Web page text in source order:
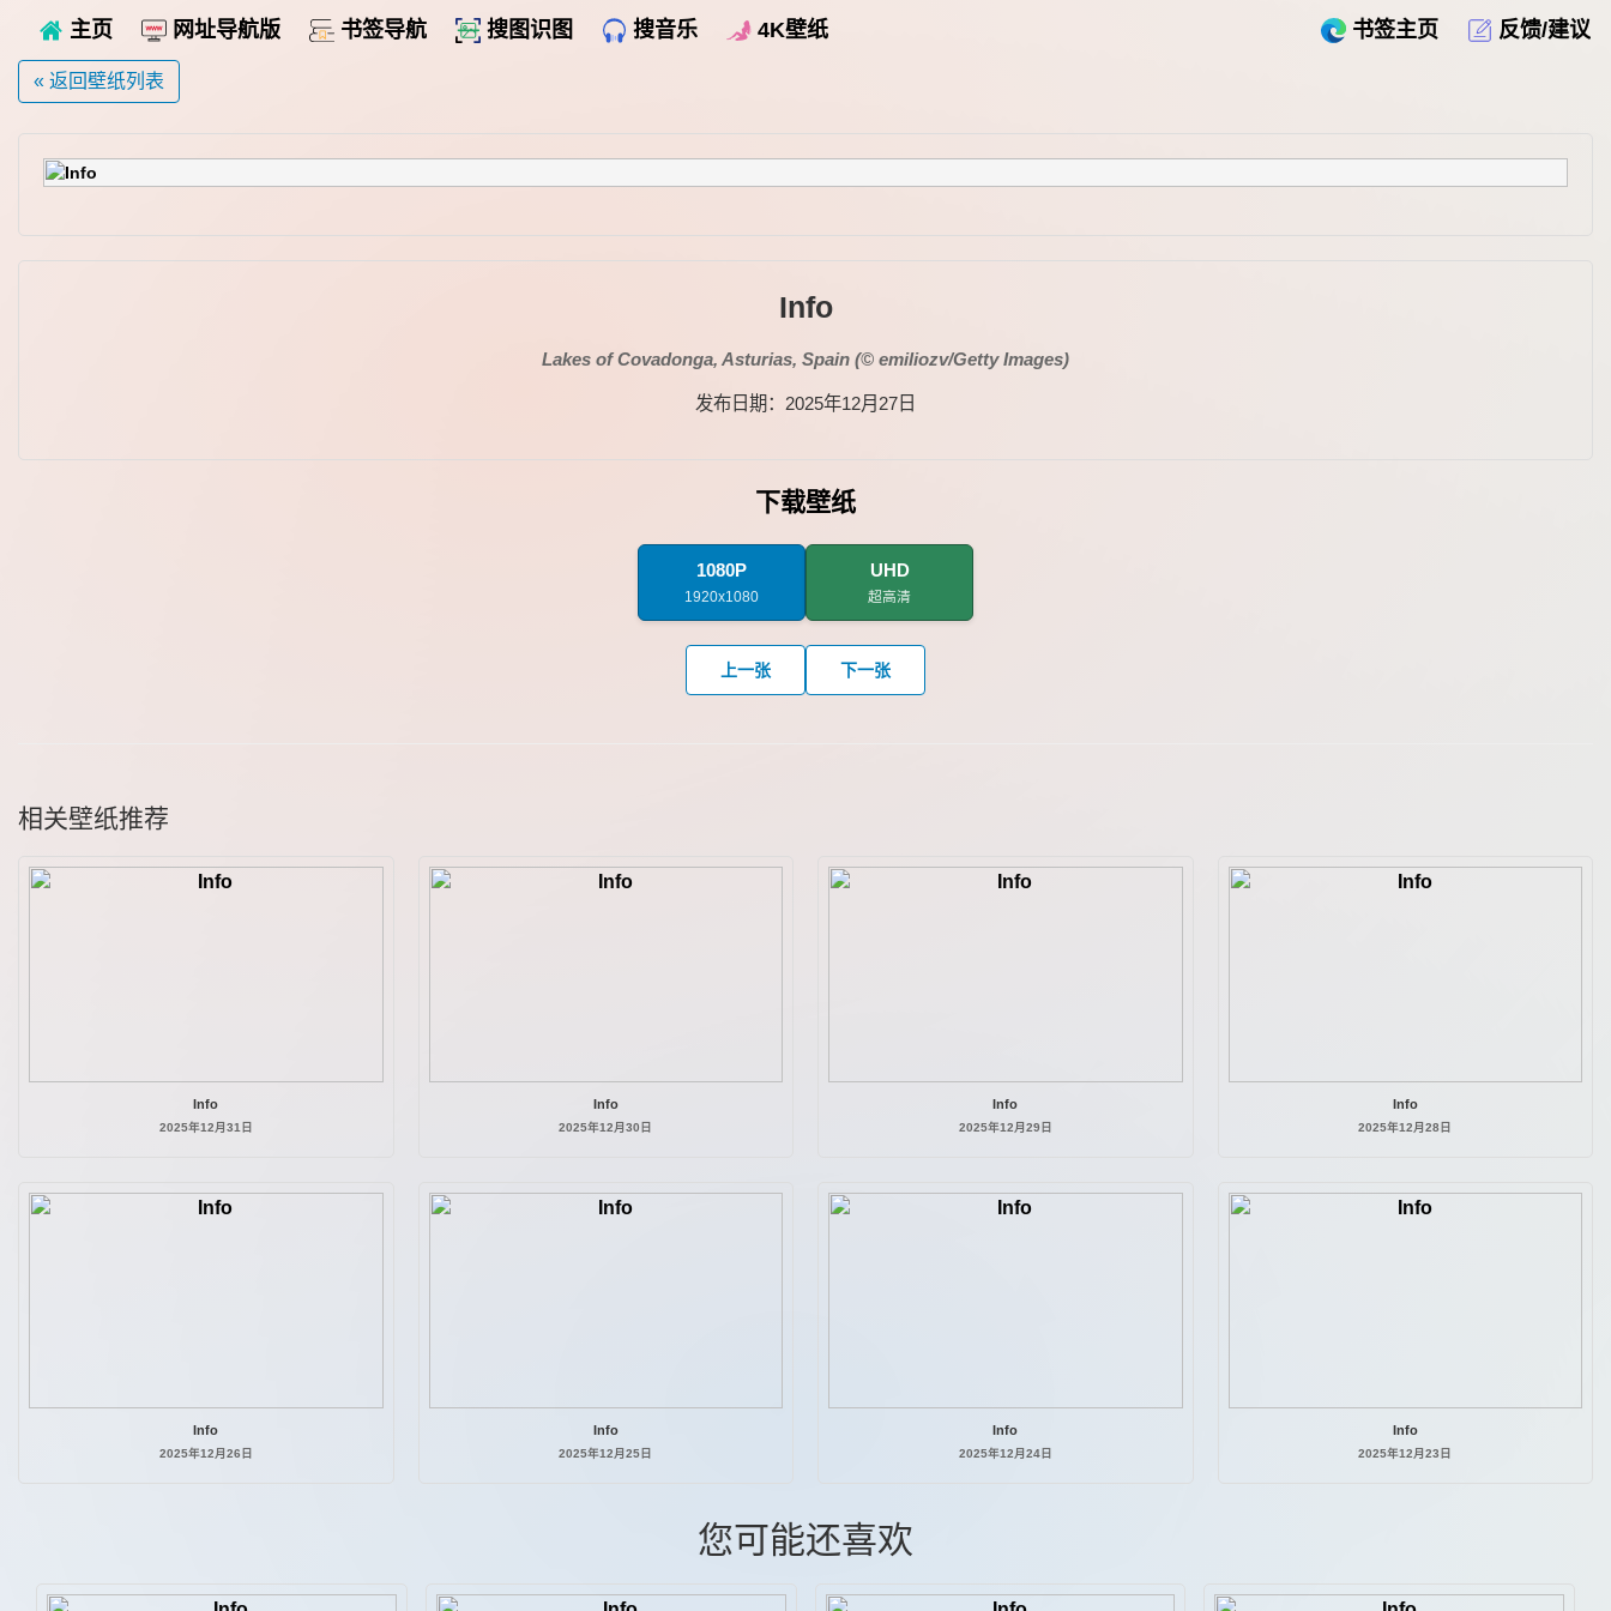
主页 网址导航版 书签导航 搜图识图 搜音乐 4K壁纸 书签主页 反馈/建议
« 返回壁纸列表
Info
Lakes of Covadonga, Asturias, Spain (© emiliozv/Getty Images)
发布日期：2025年12月27日
下载壁纸
1080P
1920x1080
UHD
超高清
上一张 下一张
相关壁纸推荐
Info
2025年12月31日
Info
2025年12月30日
Info
2025年12月29日
Info
2025年12月28日
Info
2025年12月26日
Info
2025年12月25日
Info
2025年12月24日
Info
2025年12月23日
您可能还喜欢